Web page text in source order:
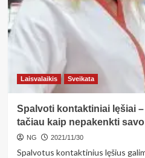
vyresnių
piliečių
problemą
Laisvalaikis Sveikata
Spalvoti kontaktiniai lęšiai
tačiau kaip nepakenkti
NG 2021/11/30
Spalvotus kontaktinius lęšius